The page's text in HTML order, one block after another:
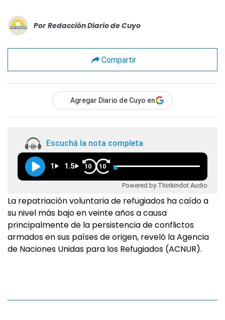
Por Redacción Diario de Cuyo
Compartir
Agregar Diario de Cuyo en
Escuchá la nota completa
1 1.5 10 10
Powered by Thinkindot Audio
La repatriación voluntaria de refugiados ha caído a
su nivel más bajo en veinte años a causa
principalmente de la persistencia de conflictos
armados en sus países de origen, reveló la Agencia
de Naciones Unidas para los Refugiados (ACNUR).